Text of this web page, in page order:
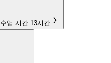
수업 시간 13시간